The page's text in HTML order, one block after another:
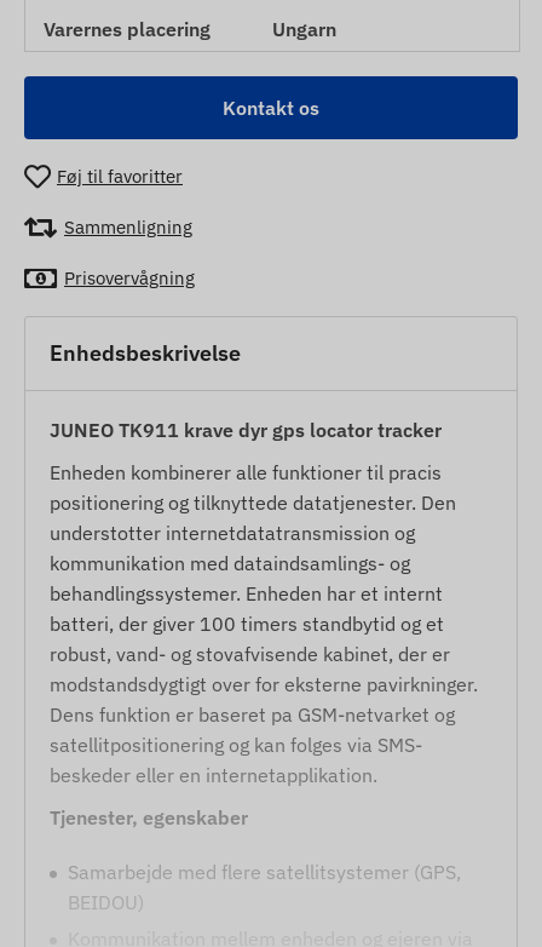
Varernes placering
Ungarn
Kontakt os
Føj til favoritter
Sammenligning
Prisovervågning
Enhedsbeskrivelse
JUNEO TK911 krave dyr gps locator tracker
Enheden kombinerer alle funktioner til pracis
positionering og tilknyttede datatjenester. Den
understotter internetdatatransmission og
kommunikation med dataindsamlings- og
behandlingssystemer. Enheden har et internt
batteri, der giver 100 timers standbytid og et
robust, vand- og stovafvisende kabinet, der er
modstandsdygtigt over for eksterne pavirkninger.
Dens funktion er baseret pa GSM-netvarket og
satellitpositionering og kan folges via SMS-
beskeder eller en internetapplikation.
Tjenester, egenskaber
Samarbejde med flere satellitsystemer (GPS,
BEIDOU)